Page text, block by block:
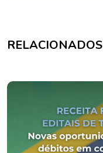
RELACIONADOS